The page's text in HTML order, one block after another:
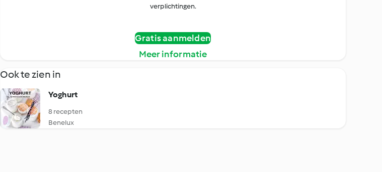
verplichtingen.
Gratis aanmelden
Meer informatie
Ook te zien in
Yoghurt
8 recepten
Benelux